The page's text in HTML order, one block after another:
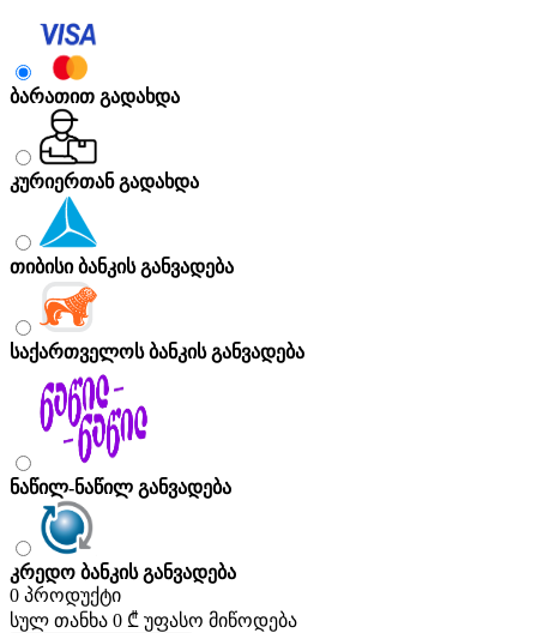
ბარათით გადახდა
კურიერთან გადახდა
თიბისი ბანკის განვადება
საქართველოს ბანკის განვადება
ნაწილ-ნაწილ განვადება
კრედო ბანკის განვადება
0 პროდუქტი
სულ თანხა 0 ₾ უფასო მიწოდება